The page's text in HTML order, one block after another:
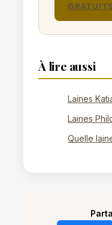
GRATUITS
À lire aussi
Laines
Laines
Quelle